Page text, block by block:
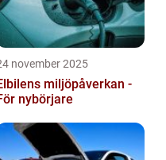
november 2025
miljöpåverkan -
nybörjare